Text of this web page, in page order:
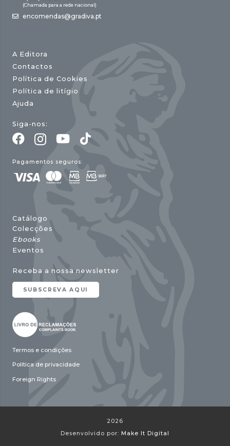
(Chamada para a rede nacional)
encomendas@gradiva.pt
A Editora
Contactos
Política de Cookies
Política de litígio
Ajuda
Siga-nos:
Pagamentos seguros:
Catálogo
Colecções
Ebooks
Eventos
Receba a nossa newsletter
SUBSCREVA AQUI
Termos e condições
Política de privacidade
Foreign Rights
2026
Desenvolvido por: Make It Digital